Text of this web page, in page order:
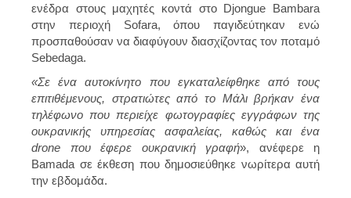
ενέδρα στους μαχητές κοντά στο Djongue Bambara
στην περιοχή Sofara, όπου παγιδεύτηκαν ενώ
προσπαθούσαν να διαφύγουν διασχίζοντας τον ποταμό
Sebedaga.
«Σε ένα αυτοκίνητο που εγκαταλείφθηκε από τους
επιτιθέμενους, στρατιώτες από το Μάλι βρήκαν ένα
τηλέφωνο που περιείχε φωτογραφίες εγγράφων της
ουκρανικής υπηρεσίας ασφαλείας, καθώς και ένα
drone που έφερε ουκρανική γραφή», ανέφερε η
Bamada σε έκθεση που δημοσιεύθηκε νωρίτερα αυτή
την εβδομάδα.